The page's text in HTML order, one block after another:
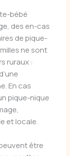
bébé
des en-cas
de pique-
ne sont
ruraux :
En cas
pique-nique
et locale.
être